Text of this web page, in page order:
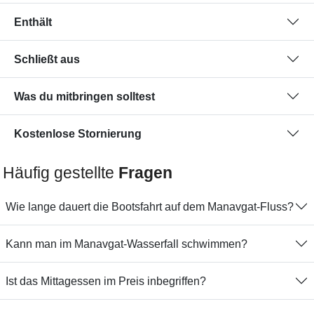
Enthält
Schließt aus
Was du mitbringen solltest
Kostenlose Stornierung
Häufig gestellte Fragen
Wie lange dauert die Bootsfahrt auf dem Manavgat-Fluss?
Kann man im Manavgat-Wasserfall schwimmen?
Ist das Mittagessen im Preis inbegriffen?